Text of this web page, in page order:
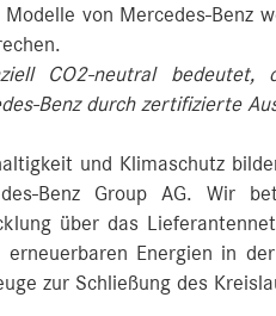
Modelle von Mercedes-Benz
CO2-neutral bedeutet,
Benz durch zertifizierte
und Klimaschutz
Benz Group AG. Wir
über das
erneuerbaren Energien in
zur Schließung des